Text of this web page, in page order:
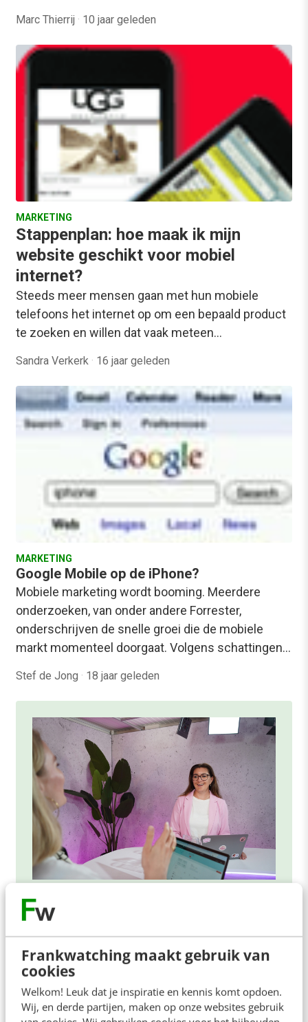
Frankwatching maakt gebruik van
cookies
Welkom! Leuk dat je inspiratie en kennis komt opdoen.
Wij, en derde partijen, maken op onze websites gebruik
Marc Thierrij · 10 jaar geleden
MARKETING
Stappenplan: hoe maak ik mijn
website geschikt voor mobiel
internet?
Steeds meer mensen gaan met hun mobiele
telefoons het internet op om een bepaald product
te zoeken en willen dat vaak meteen…
Sandra Verkerk · 16 jaar geleden
MARKETING
Google Mobile op de iPhone?
Mobiele marketing wordt booming. Meerdere
onderzoeken, van onder andere Forrester,
onderschrijven de snelle groei die de mobiele
markt momenteel doorgaat. Volgens schattingen…
Stef de Jong · 18 jaar geleden
De nieuwe SEO- & GEO-
spelregels
In 2,5 uur van Google-first naar AI-first: zo wordt je
content beter gevonden. Schrijf je in en bekijk
direct.